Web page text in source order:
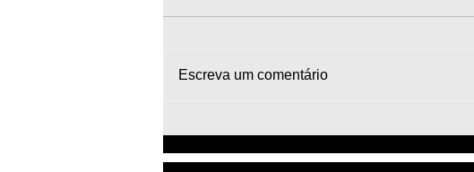
Como Fazer Arte Flyer de
Jogador de Futebol -
Escreva um comentário